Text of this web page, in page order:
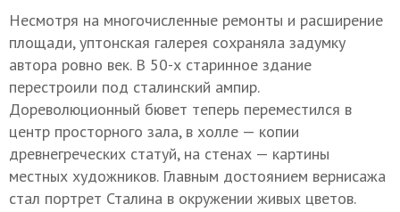
Несмотря на многочисленные ремонты и расширение
площади, уптонская галерея сохраняла задумку
автора ровно век. В 50-х старинное здание
перестроили под сталинский ампир.
Дореволюционный бювет теперь переместился в
центр просторного зала, в холле — копии
древнегреческих статуй, на стенах — картины
местных художников. Главным достоянием вернисажа
стал портрет Сталина в окружении живых цветов.